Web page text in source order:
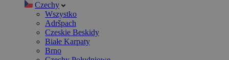
Czechy
Wszystko
Adršpach
Czeskie Beskidy
Białe Karpaty
Brno